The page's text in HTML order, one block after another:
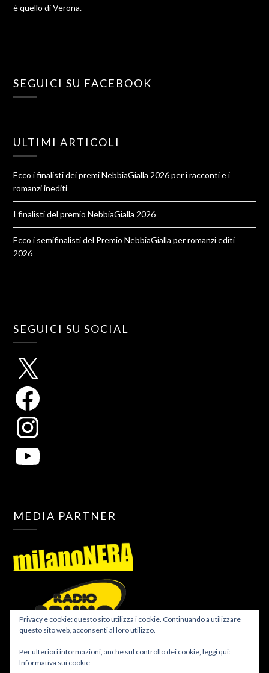
è quello di Verona.
SEGUICI SU FACEBOOK
ULTIMI ARTICOLI
Ecco i finalisti dei premi NebbiaGialla 2026 per i racconti e i
romanzi inediti
I finalisti del premio NebbiaGialla 2026
Ecco i semifinalisti del Premio NebbiaGialla per romanzi editi
2026
SEGUICI SU SOCIAL
MEDIA PARTNER
Privacy e cookie: questo sito utilizza i cookie. Continuando a utilizzare
questo sito web, acconsenti al loro utilizzo.
Per ulteriori informazioni, anche sul controllo dei cookie, leggi qui:
Informativa sui cookie